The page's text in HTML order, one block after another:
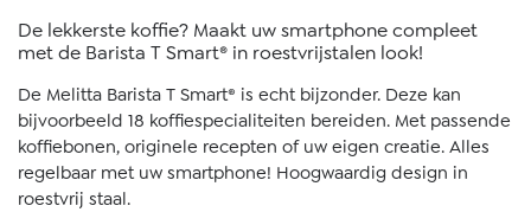
De lekkerste koffie? Maakt uw smartphone compleet
met de Barista T Smart® in roestvrijstalen look!
De Melitta Barista T Smart® is echt bijzonder. Deze kan
bijvoorbeeld 18 koffiespecialiteiten bereiden. Met passende
koffiebonen, originele recepten of uw eigen creatie. Alles
regelbaar met uw smartphone! Hoogwaardig design in
roestvrij staal.